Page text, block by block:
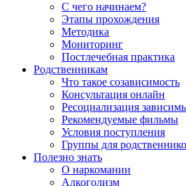
С чего начинаем?
Этапы прохождения
Методика
Мониторинг
Постлечебная практика
Родственникам
Что такое созависимость
Консультация онлайн
Ресоциализация
Рекомендуемые фильмы
Условия поступления
Группы для
Полезно знать
О наркомании
Алкоголизм